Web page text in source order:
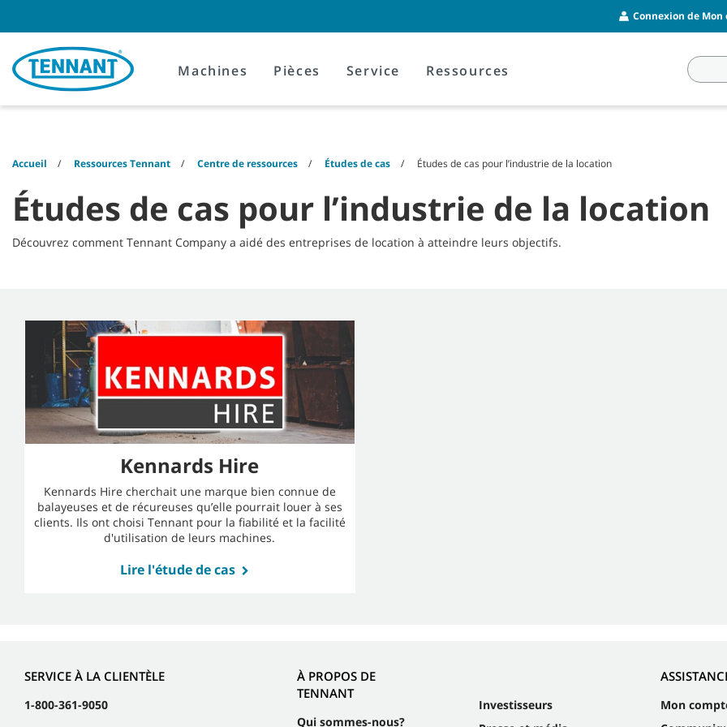
content
navigation
menu
Connexion de
Machines Pièces Service Ressources
Accueil Ressources Tennant Centre de ressources Études de cas Études de cas pour l’industrie de la location
Études de cas pour l’industrie de la location
Découvrez comment Tennant Company a aidé des entreprises de location à atteindre leurs objectifs.
Kennards Hire
Kennards Hire cherchait une marque bien connue de
balayeuses et de récureuses qu’elle pourrait louer à ses
clients. Ils ont choisi Tennant pour la fiabilité et la facilité
d'utilisation de leurs machines.
Lire l'étude de cas
SERVICE À LA CLIENTÈLE
1-800-361-9050
À PROPOS DE
TENNANT
Qui sommes-nous?
Investisseurs
Mon